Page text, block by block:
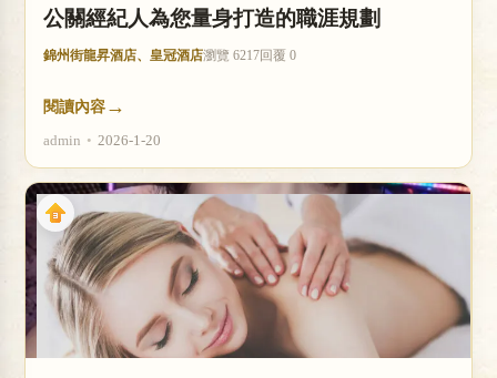
公關經紀人為您量身打造的職涯規劃
錦州街龍昇酒店、皇冠酒店瀏覽 6217回覆 0
閱讀內容 →
admin • 2026-1-20